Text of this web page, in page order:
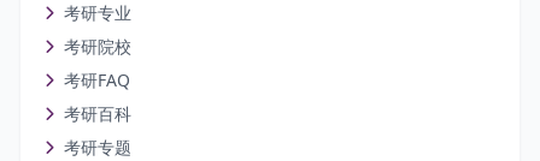
考研专业
考研院校
考研FAQ
考研百科
考研专题